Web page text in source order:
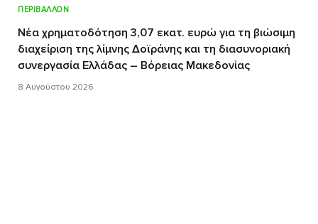
ΠΕΡΙΒΆΛΛΟΝ
Νέα χρηματοδότηση 3,07 εκατ. ευρώ για τη βιώσιμη
διαχείριση της λίμνης Δοϊράνης και τη διασυνοριακή
συνεργασία Ελλάδας – Βόρειας Μακεδονίας
8 Αυγούστου 2026